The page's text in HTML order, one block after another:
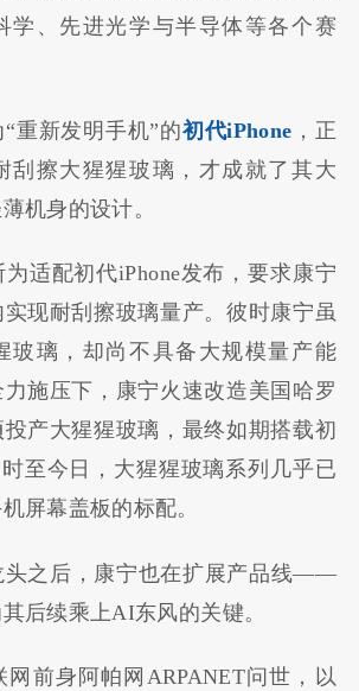
学、先进光学与半导体等各个赛
重新发明手机”的初代iPhone ，正
刮擦大猩猩玻璃，才成就了其大
机身的设计。
为适配初代iPhone发布，要求康宁
现耐刮擦玻璃量产。彼时康宁虽
玻璃，却尚不具备大规模量产能
施压下，康宁火速改造美国哈罗
产大猩猩玻璃，最终如期搭载初
至今日，大猩猩玻璃系列几乎已
屏幕盖板的标配。
头之后，康宁也在扩展产品线——
后续乘上AI东风的关键。
网前身阿帕网ARPANET问世，以